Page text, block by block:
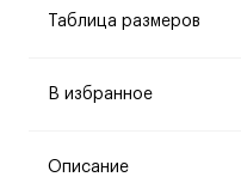
Таблица размеров
В избранное
Описание